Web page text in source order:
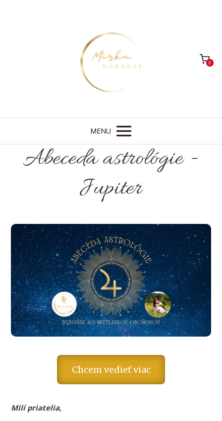
0
MENU
Abeceda astrológie -
Jupiter
Chcem vedieť viac
Milí priatelia,